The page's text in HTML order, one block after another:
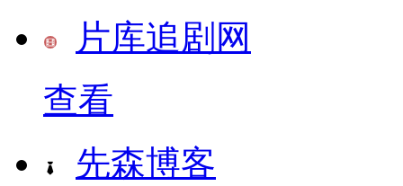
片库追剧网
查看
先森博客